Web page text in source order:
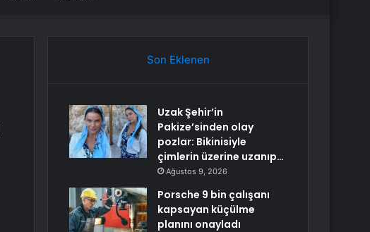
Son Eklenen
Uzak Şehir’in
Pakize’sinden olay
pozlar: Bikinisiyle
çimlerin üzerine uzanıp…
Ağustos 9, 2026
Porsche 9 bin çalışanı
kapsayan küçülme
planını onayladı